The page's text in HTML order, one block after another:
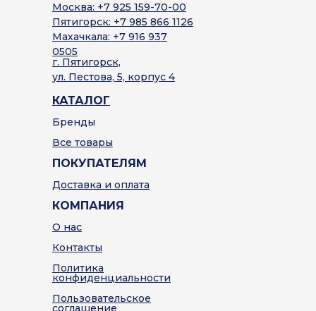
ПОКУПАТЕЛЯМ
Доставка и оплата
КАТАЛОГ
Бренды
Все товары
Москва: +7 925 159-70-00
Пятигорск: +7 985 866 1126
Махачкала: +7 916 937
0505
г. Пятигорск,
ул. Пестова, 5, корпус 4
Пользовательское
соглашение
Политика
конфиденциальности
КОМПАНИЯ
О нас
Контакты